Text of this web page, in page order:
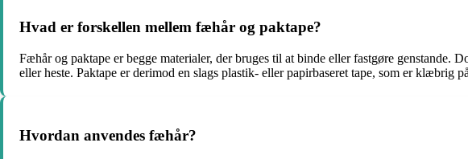
Hvad er forskellen mellem fæhår og paktape?
Fæhår og paktape er begge materialer, der bruges til at binde eller fastgøre
eller heste. Paktape er derimod en slags plastik- eller papirbaseret tape, som er klæbrig
Hvordan anvendes fæhår?